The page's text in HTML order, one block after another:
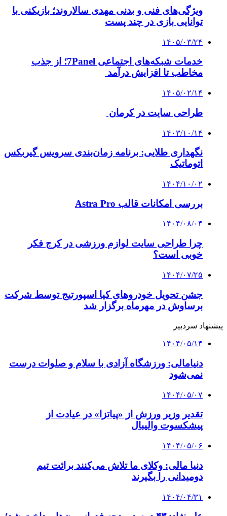
ویژگی‌های فنی و بدنی مهدی سالاروند؛ بازیکنی با
توانایی بازی در چند پست
۱۴۰۵/۰۳/۲۴
خدمات شبکه‌های اجتماعی 7Panel؛ از جذب
مخاطب تا افزایش درآمد
۱۴۰۵/۰۲/۱۴
طراحی سایت در کرمان
۱۴۰۳/۱۰/۱۴
نگهداری طلایی: برنامه زمان‌بندی سرویس گیربکس
اتوماتیک
۱۴۰۴/۱۰/۰۲
بررسی امکانات قالب Astra Pro
۱۴۰۴/۰۸/۰۴
چرا طراحی سایت لوازم ورزشی در کرج فکر
خوبی است؟
۱۴۰۴/۰۷/۲۵
جشن تحویل خودروهای کیا اسپورتیج توسط شرکت
برساوش در مهرماه برگزار شد
پیشنهاد سردبیر
۱۴۰۴/۰۵/۱۴
دنیامالی: ورزشگاه آزادی با سلام و صلوات درست
نمی‌شود
۱۴۰۴/۰۵/۰۷
تقدیر وزیر ورزش از «پیاتزا» در عیادت از
پیشکسوت والیبال
۱۴۰۴/۰۵/۰۶
دنیا مالی: وکلای ما تلاش می‌کنند برائت تیم
دومیدانی را بگیرند
۱۴۰۴/۰۴/۳۱